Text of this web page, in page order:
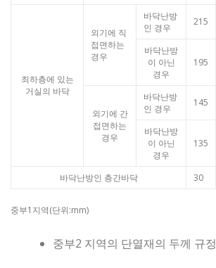
최하층에 있는
거실의 바닥
외기에 직
접면하는
경우
바닥난방
인 경우
215
바닥난방
이 아닌
경우
195
외기에 간
접면하는
경우
바닥난방
인 경우
145
바닥난방
이 아닌
경우
135
바닥난방인 층간바닥 30
중부1지역(단위:mm)
중부2 지역의 단열재의 두께 규정